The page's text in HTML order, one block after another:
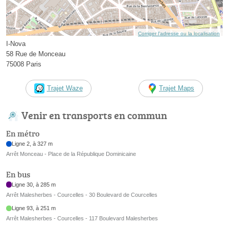
Corriger l’adresse ou la localisation
I-Nova
58 Rue de Monceau
75008 Paris
Trajet Waze Trajet Maps
Venir en transports en commun
En métro
Ligne 2, à 327 m
Arrêt Monceau - Place de la République Dominicaine
En bus
Ligne 30, à 285 m
Arrêt Malesherbes - Courcelles - 30 Boulevard de Courcelles
Ligne 93, à 251 m
Arrêt Malesherbes - Courcelles - 117 Boulevard Malesherbes